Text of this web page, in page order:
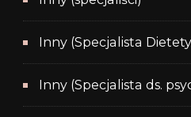
Inny (Specjalista
Inny (Specjalista ds.